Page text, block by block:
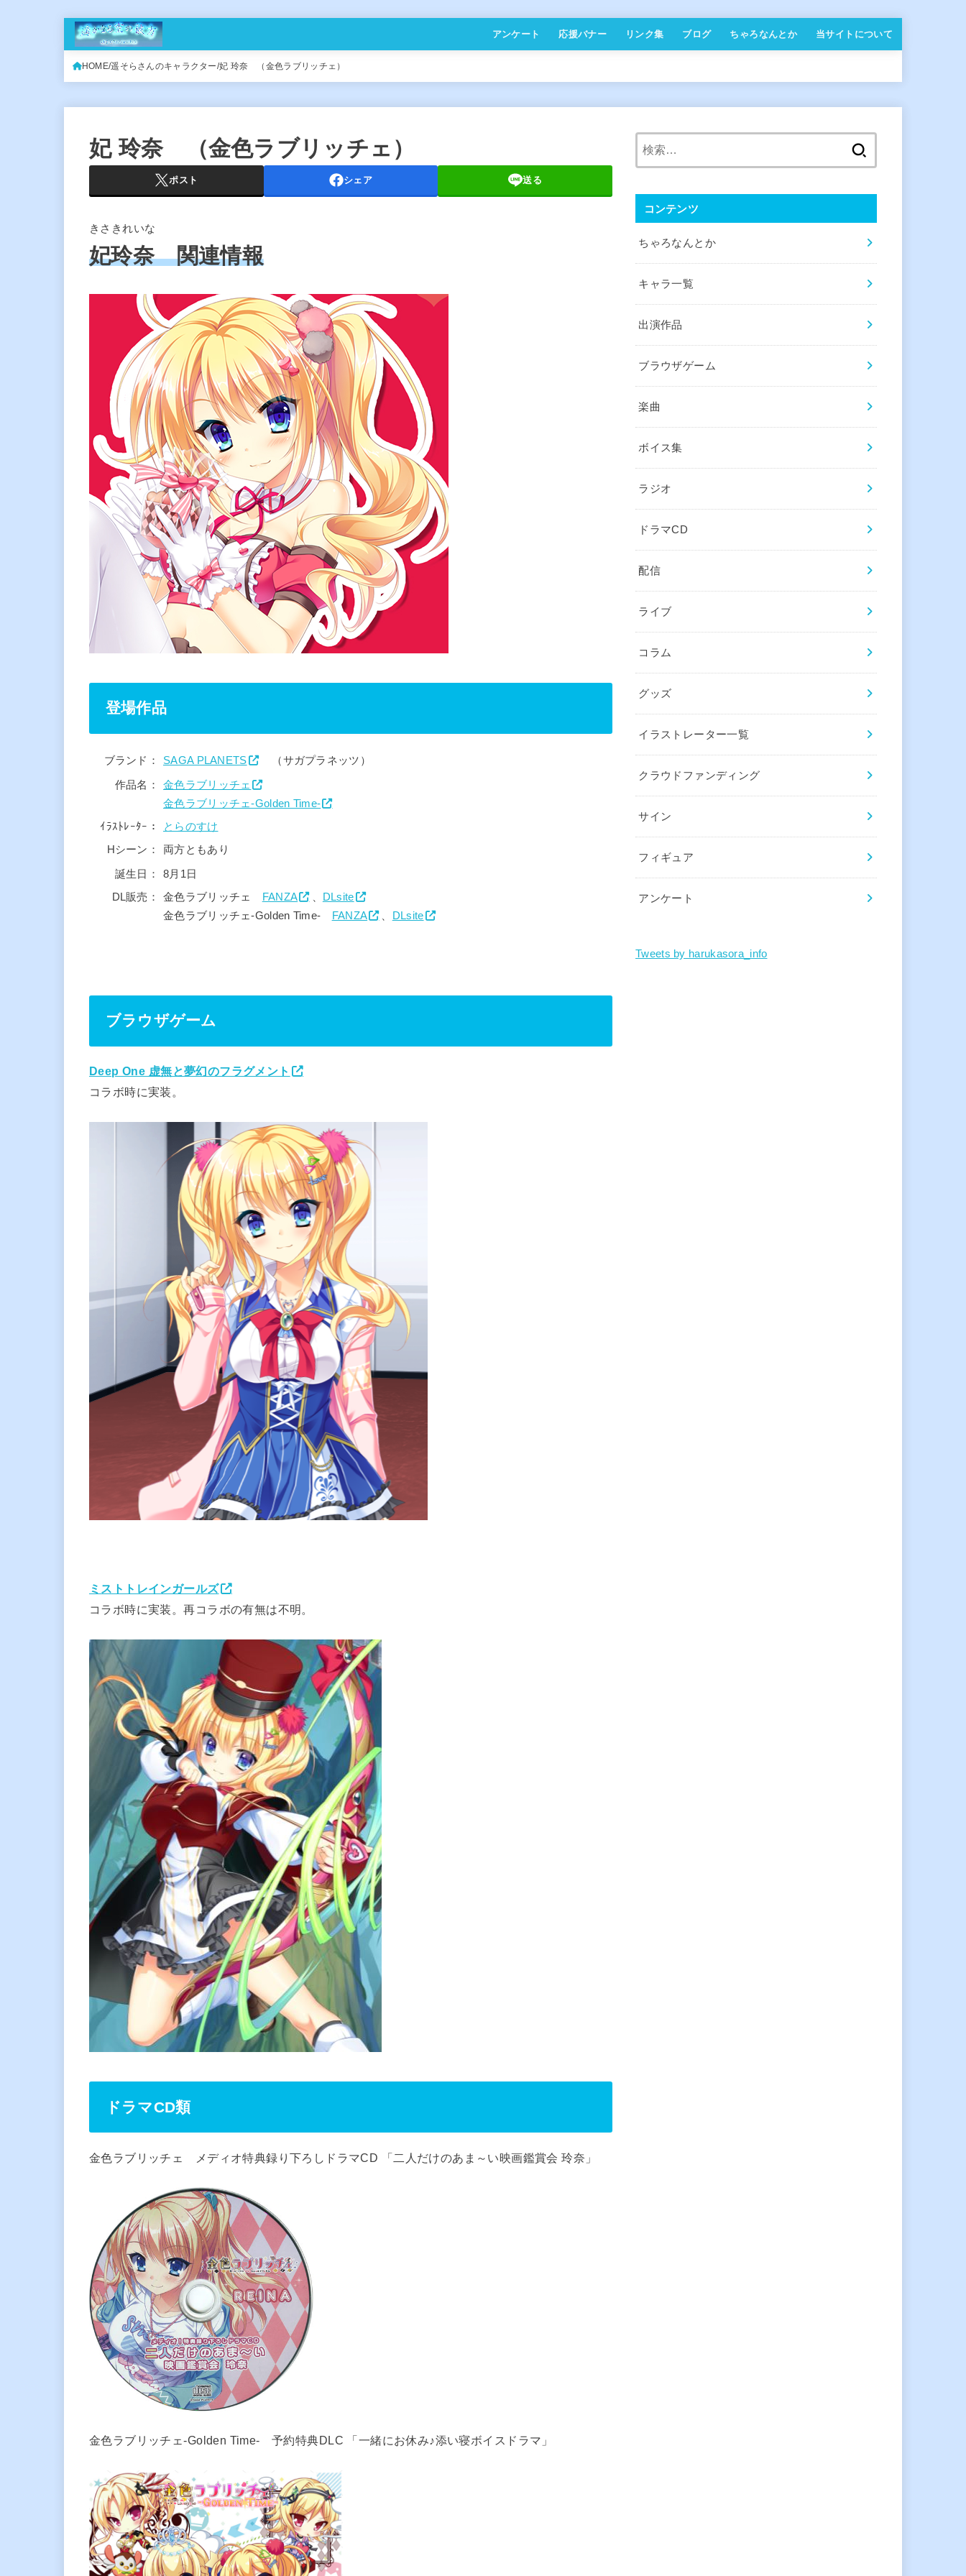
アンケート 応援バナー リンク集 ブログ ちゃろなんとか 当サイトについて
HOME 遥そらさんのキャラクター 妃 玲奈 （金色ラブリッチェ）
妃 玲奈 （金色ラブリッチェ）
ポスト シェア 送る
きさきれいな
妃玲奈 関連情報
登場作品
ブランド： SAGA PLANETS （サガプラネッツ）
作品名：
金色ラブリッチェ
金色ラブリッチェ-Golden Time-
ｲﾗｽﾄﾚｰﾀｰ：
とらのすけ
Hシーン：
両方ともあり
誕生日：
8月1日
DL販売：
金色ラブリッチェ FANZA
DLsite
金色ラブリッチェ-Golden Time- FANZA DLsite
ブラウザゲーム
Deep One 虚無と夢幻のフラグメント
コラボ時に実装。
ミストトレインガールズ
コラボ時に実装。再コラボの有無は不明。
ドラマCD類
金色ラブリッチェ メディオ特典録り下ろしドラマCD 「二人だけのあま～い映画鑑賞会 玲奈」
金色ラブリッチェ-Golden Time- 予約特典DLC 「一緒にお休み♪添い寝ボイスドラマ」
コンテンツ
ちゃろなんとか
キャラ一覧
出演作品
ブラウザゲーム
楽曲
ボイス集
ラジオ
ドラマCD
配信
ライブ
コラム
グッズ
イラストレーター一覧
クラウドファンディング
サイン
フィギュア
アンケート
Tweets by harukasora_info